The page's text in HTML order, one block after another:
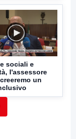
sociali e
l'assessore
un